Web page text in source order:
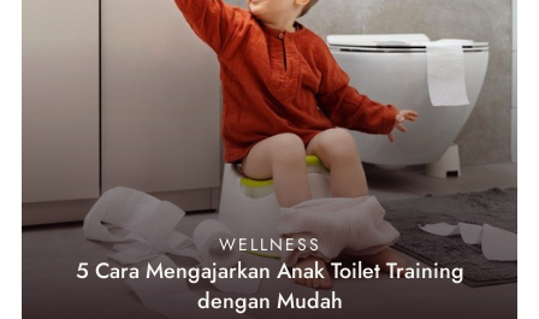
WELLNESS
5 Cara Mengajarkan Anak Toilet Training
dengan Mudah